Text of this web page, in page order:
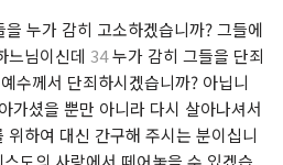
누가 감히 고소하겠습니까? 그들에
느님이신데 34누가 감히 그들을 단죄
수께서 단죄하시겠습니까? 아닙니
가셨을 뿐만 아니라 다시 살아나셔서
하여 대신 간구해 주시는 분이십니